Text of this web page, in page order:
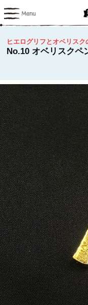
ヒエログリフとオベリス
No.10 オベリスクペ